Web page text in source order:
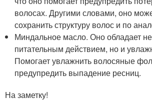
волосах. Другими словами, оно
сохранить структуру волос и по
Миндальное масло. Оно обладает
питательным действием, но и
Помогает увлажнить волосяные
предупредить выпадение ресниц.
На заметку!